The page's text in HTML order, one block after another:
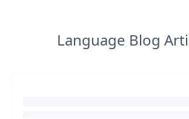
Language Blog